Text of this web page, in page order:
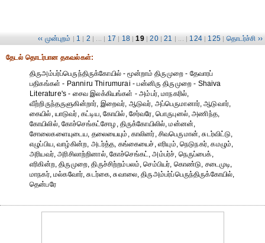
‹‹ முன்புறம் | 1 | 2 | ... | 17 | 18 | 19 | 20 | 21 | ... | 124 | 125 | தொடர்ச்சி ››
தேட‌ல் தொட‌ர்பான தகவ‌ல்க‌ள்:
திருஅம்பர்ப்பெருந்திருக்கோயில் - மூன்றாம் திருமுறை - தேவாரப்
பதிகங்கள் - Panniru Thirumurai - பன்னிரு திருமுறை - Shaiva
Literature's - சைவ இலக்கியங்கள் - அம்பர், மாநகரில்,
வீற்றிருந்தருளுகின்றார், இறைவர், ஆடுவர், அப்பெருமானார், ஆடுவார்,
கையில், யாடுவர், கட்டிய, கோயில், சேர்வரே, பொருபுனல், அணிந்த,
கோயிலில், கோச்செங்கட்சோழ, திருக்கோயிலில், மன்னன்,
சோலைகளையுடைய, தலையையும், காலினர், சிவபெருமான், சுடர்விட்டு,
எழுப்பிய, வாழ்கின்ற, அடர்த்த, கங்கையைச், எரியும், நெடுநகர், கமழும்,
அரியவர், அரிசிலாற்றினால், கோச்செங்கட், அம்பர்ச், நெருப்பைக்,
எரிகின்ற, திருமுறை, திருச்சிற்றம்பலம், செம்பியர், கொண்டு, சடைமுடி,
மாநகர், மல்கவோர், சுடர்கை, சுவாலை, திருஅம்பர்ப்பெருந்திருக்கோயில்,
தென்பரே